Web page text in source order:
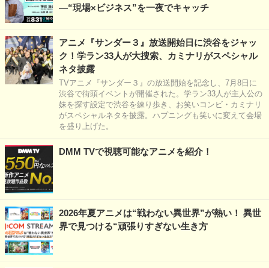
―“現場×ビジネス”を一夜でキャッチ
アニメ『サンダー３』放送開始日に渋谷をジャッ
ク！学ラン33人が大捜索、カミナリがスペシャル
ネタ披露
TVアニメ『サンダー３』の放送開始を記念し、7月8日に
渋谷で街頭イベントが開催された。学ラン33人が主人公の
妹を探す設定で渋谷を練り歩き、お笑いコンビ・カミナリ
がスペシャルネタを披露。ハプニングも笑いに変えて会場
を盛り上げた。
DMM TVで視聴可能なアニメを紹介！
2026年夏アニメは“戦わない異世界”が熱い！ 異世
界で見つける“頑張りすぎない生き方